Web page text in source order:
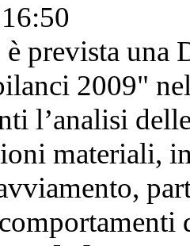
prevista una
2009"
l’analisi
materiali,